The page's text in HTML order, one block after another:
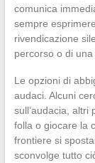
comunica
sempre
rivendicazione
percorso o di una
Le opzioni di
audaci. Alcuni
sull’audacia, altri
folla o giocare la
frontiere si
sconvolge tutto